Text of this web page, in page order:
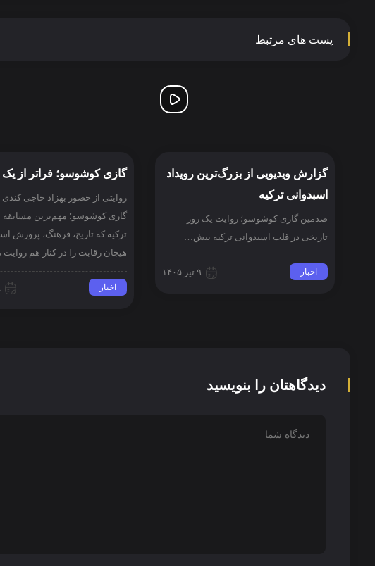
پست های مرتبط
گزارش ویدیویی از بزرگ‌ترین رویداد
اسبدوانی ترکیه
صدمین گازی کوشوسو؛ روایت یک روز
تاریخی در قلب اسبدوانی ترکیه بیش…
اخبار ۹ تیر ۱۴۰۵
گازی کوشوسو؛ فراتر از
روایتی از حضور بهزاد حاجی
گازی کوشوسو؛ مهم‌ترین مسابقه
ترکیه که تاریخ، فرهنگ، پرورش
هیجان رقابت را در کنار هم
اخبار ۸
دیدگاهتان را بنویسید